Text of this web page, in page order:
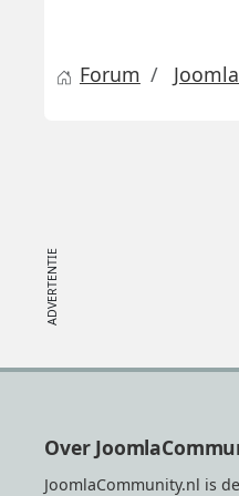
Forum
Over
JoomlaCommunity.nl is